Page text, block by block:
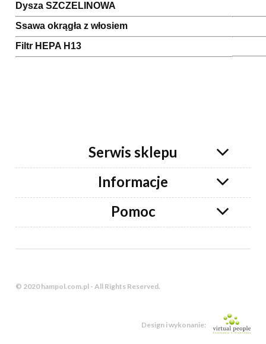
Dysza SZCZELINOWA
Ssawa okrągła z włosiem
Filtr HEPA H13
Serwis sklepu
Informacje
Pomoc
© 2020 hampol.com.pl - All Rights Reserved.
Design i wykonanie: